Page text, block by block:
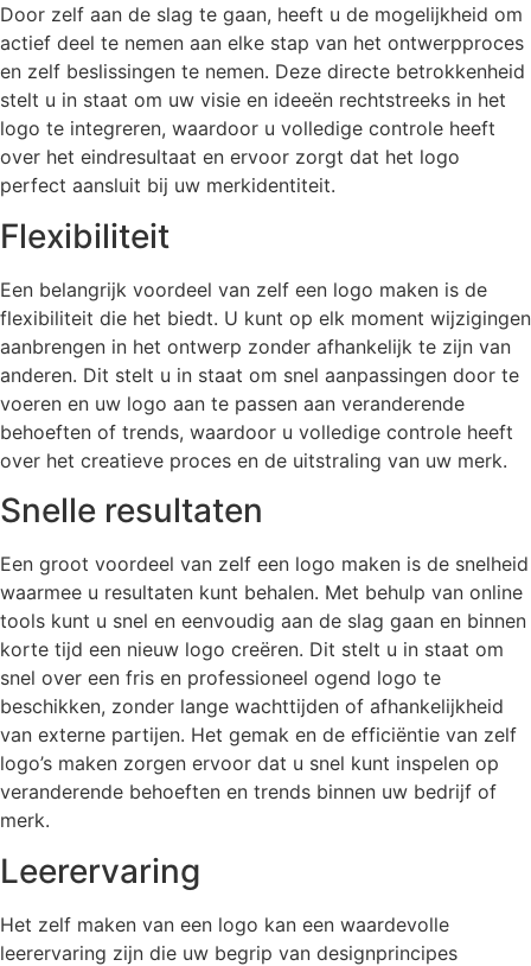
Door zelf aan de slag te gaan, heeft u de mogelijkheid om
actief deel te nemen aan elke stap van het ontwerpproces
en zelf beslissingen te nemen. Deze directe betrokkenheid
stelt u in staat om uw visie en ideeën rechtstreeks in het
logo te integreren, waardoor u volledige controle heeft
over het eindresultaat en ervoor zorgt dat het logo
perfect aansluit bij uw merkidentiteit.
Flexibiliteit
Een belangrijk voordeel van zelf een logo maken is de
flexibiliteit die het biedt. U kunt op elk moment wijzigingen
aanbrengen in het ontwerp zonder afhankelijk te zijn van
anderen. Dit stelt u in staat om snel aanpassingen door te
voeren en uw logo aan te passen aan veranderende
behoeften of trends, waardoor u volledige controle heeft
over het creatieve proces en de uitstraling van uw merk.
Snelle resultaten
Een groot voordeel van zelf een logo maken is de snelheid
waarmee u resultaten kunt behalen. Met behulp van online
tools kunt u snel en eenvoudig aan de slag gaan en binnen
korte tijd een nieuw logo creëren. Dit stelt u in staat om
snel over een fris en professioneel ogend logo te
beschikken, zonder lange wachttijden of afhankelijkheid
van externe partijen. Het gemak en de efficiëntie van zelf
logo’s maken zorgen ervoor dat u snel kunt inspelen op
veranderende behoeften en trends binnen uw bedrijf of
merk.
Leerervaring
Het zelf maken van een logo kan een waardevolle
leerervaring zijn die uw begrip van designprincipes